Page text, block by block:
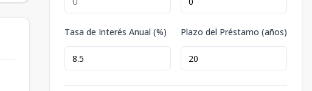
Tasa de Interés Anual (%) Plazo del Préstamo (años)